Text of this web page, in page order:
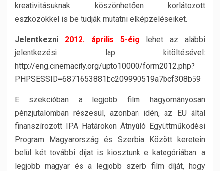
kreativitásuknak köszönhetően korlátozott
eszközökkel is be tudják mutatni elképzeléseiket.
Jelentkezni 2012. április 5-éig lehet az alábbi
jelentkezési lap kitöltésével:
http://eng.cinemacity.org/upto10000/form2012.php?
PHPSESSID=6871653881bc209990519a7bcf308b59
E szekcióban a legjobb film hagyományosan
pénzjutalomban részesül, azonban idén, az EU által
finanszírozott IPA Határokon Átnyúló Együttműködési
Program Magyarország és Szerbia Között keretein
belül két további díjat is kiosztunk e kategóriában: a
legjobb magyar és a legjobb szerb film díját, hogy